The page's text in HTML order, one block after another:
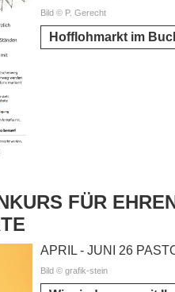
Bild © P. Gerecht
Hofflohmarkt im
FÜR
APRIL - JUNI 26
Bild © grafik-stein